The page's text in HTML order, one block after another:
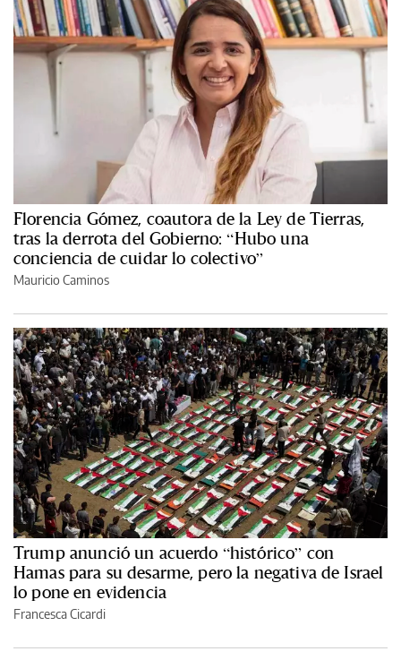
Florencia Gómez, coautora de la Ley de Tierras,
tras la derrota del Gobierno: “Hubo una
conciencia de cuidar lo colectivo”
Mauricio Caminos
Trump anunció un acuerdo “histórico” con
Hamas para su desarme, pero la negativa de Israel
lo pone en evidencia
Francesca Cicardi